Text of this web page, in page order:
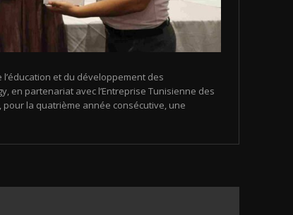
et du développement des
en partenariat avec l’Entreprise Tunisienne des
pour la quatrième année consécutive, une